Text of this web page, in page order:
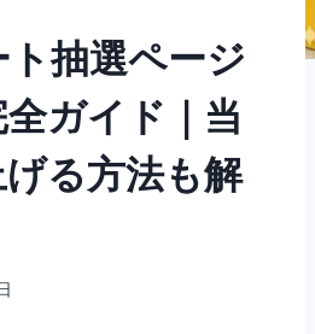
抽選ページ
ガイド｜当
る方法も解